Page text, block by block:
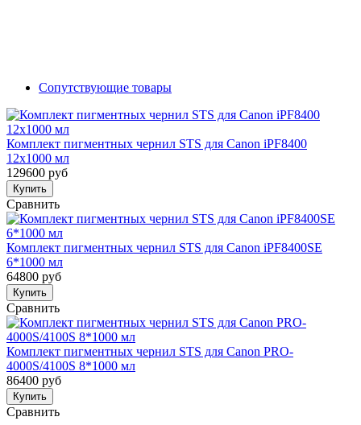
Сопутствующие товары
Комплект пигментных чернил STS для Canon iPF8400
12x1000 мл
129600 руб
Купить
Сравнить
Комплект пигментных чернил STS для Canon iPF8400SE
6*1000 мл
64800 руб
Купить
Сравнить
Комплект пигментных чернил STS для Canon PRO-
4000S/4100S 8*1000 мл
86400 руб
Купить
Сравнить